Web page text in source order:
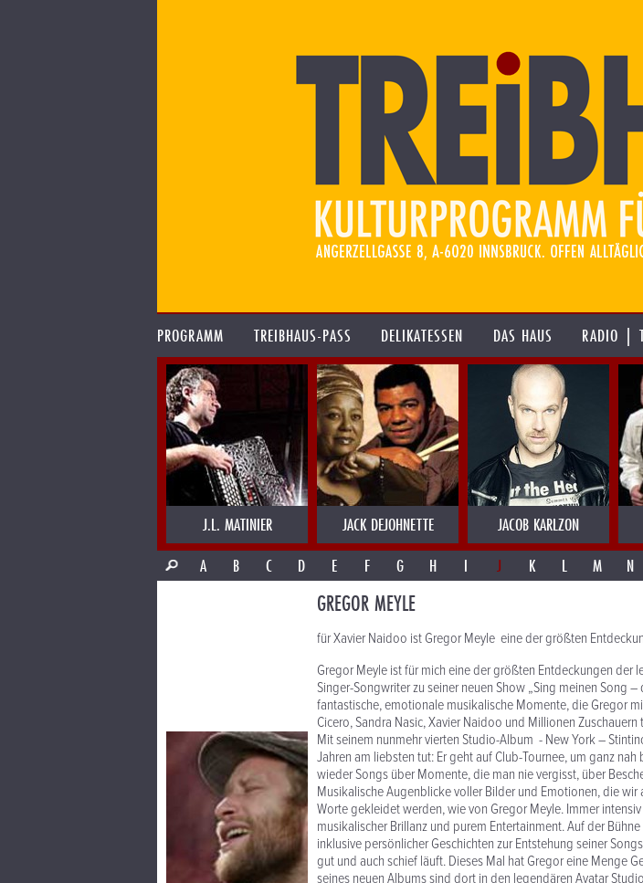
PROGRAMM TREIBHAUS-PASS DELIKATESSEN DAS HAUS RADIO |
J.L. MATINIER JACK DEJOHNETTE JACOB KARLZON
A
B C D E F G H I J K L M N
GREGOR MEYLE
für Xavier Naidoo ist Gregor Meyle eine der größten
Gregor Meyle ist für mich eine der größten Entdeckungen der
Singer-Songwriter zu seiner neuen Show „Sing meinen Song
fantastische, emotionale musikalische Momente, die Gregor
Cicero, Sandra Nasic, Xavier Naidoo und Millionen
Mit seinem nunmehr vierten Studio-Album - New York –
Jahren am liebsten tut: Er geht auf Club-Tournee, um ganz
wieder Songs über Momente, die man nie vergisst, über
Musikalische Augenblicke voller Bilder und Emotionen, die
Worte gekleidet werden, wie von Gregor Meyle. Immer
musikalischer Brillanz und purem Entertainment. Auf der
inklusive persönlicher Geschichten zur Entstehung seiner
gut und auch schief läuft. Dieses Mal hat Gregor eine Menge
seines neuen Albums sind dort in den legendären Avatar